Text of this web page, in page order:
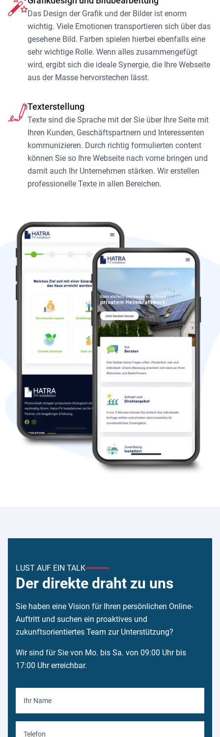
Das Design der Grafik und der Bilder ist enorm
wichtig. Viele Emotionen transportieren sich über das
gesehene Bild. Farben spielen hierbei ebenfalls eine
sehr wichtige Rolle. Wenn alles zusammengefügt
wird, ergibt sich die ideale Synergie, die Ihre Webseite
aus der Masse hervorstechen lässt.
Texterstellung
Texte sind die Sprache mit der Sie über Ihre Seite mit
Ihren Kunden, Geschäftspartnern und Interessenten
kommunizieren. Durch richtig formulierten content
können Sie so Ihre Webseite nach vorne bringen und
damit auch Ihr Unternehmen stärken. Wir erstellen
professionelle Texte in allen Bereichen.
LUST AUF EIN TALK
Der direkte draht zu uns
Sie haben eine Vision für Ihren persönlichen Online-
Auftritt und suchen ein proaktives und
zukunftsorientiertes Team zur Unterstützung?
Wir sind für Sie von Mo. bis Sa. von 09:00 Uhr bis
17:00 Uhr erreichbar.